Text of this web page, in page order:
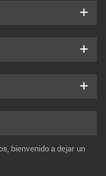
bienvenido a dejar un